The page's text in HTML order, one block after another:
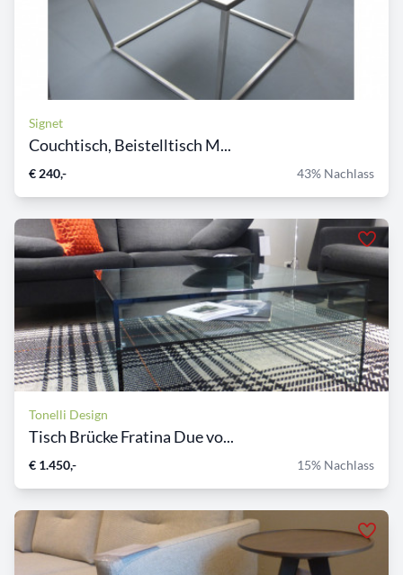
Signet
Couchtisch, Beistelltisch M...
€ 240,- 43% Nachlass
Tonelli Design
Tisch Brücke Fratina Due vo...
€ 1.450,- 15% Nachlass